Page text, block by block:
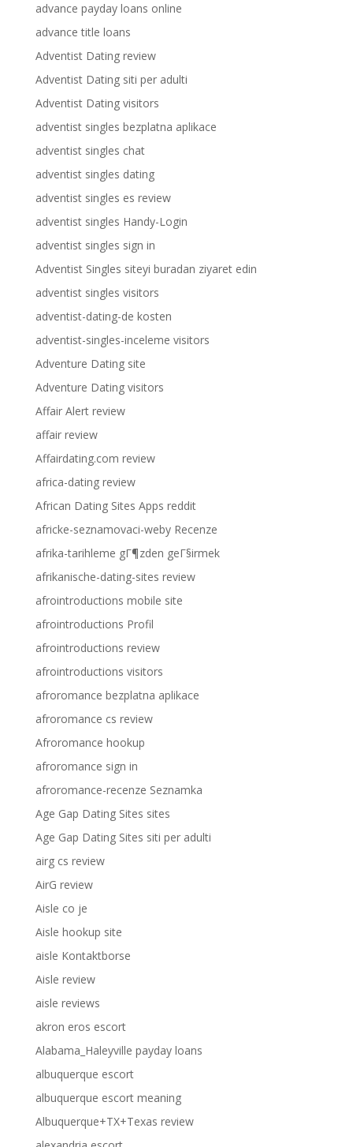
advance payday loans online
advance title loans
Adventist Dating review
Adventist Dating siti per adulti
Adventist Dating visitors
adventist singles bezplatna aplikace
adventist singles chat
adventist singles dating
adventist singles es review
adventist singles Handy-Login
adventist singles sign in
Adventist Singles siteyi buradan ziyaret edin
adventist singles visitors
adventist-dating-de kosten
adventist-singles-inceleme visitors
Adventure Dating site
Adventure Dating visitors
Affair Alert review
affair review
Affairdating.com review
africa-dating review
African Dating Sites Apps reddit
africke-seznamovaci-weby Recenze
afrika-tarihleme gГ¶zden geГ§irmek
afrikanische-dating-sites review
afrointroductions mobile site
afrointroductions Profil
afrointroductions review
afrointroductions visitors
afroromance bezplatna aplikace
afroromance cs review
Afroromance hookup
afroromance sign in
afroromance-recenze Seznamka
Age Gap Dating Sites sites
Age Gap Dating Sites siti per adulti
airg cs review
AirG review
Aisle co je
Aisle hookup site
aisle Kontaktborse
Aisle review
aisle reviews
akron eros escort
Alabama_Haleyville payday loans
albuquerque escort
albuquerque escort meaning
Albuquerque+TX+Texas review